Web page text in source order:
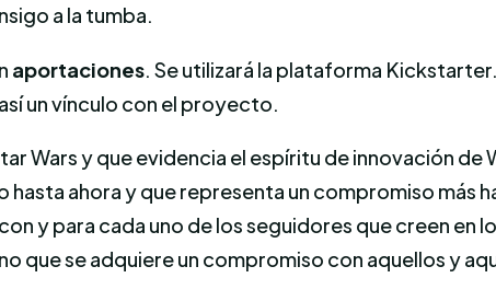
a la tumba.
aportaciones. Se utilizará la plataforma Kickstarter.
un vínculo con el proyecto.
Wars y que evidencia el espíritu de innovación
ahora y que representa un compromiso más
y para cada uno de los seguidores que creen en
que se adquiere un compromiso con aquellos y